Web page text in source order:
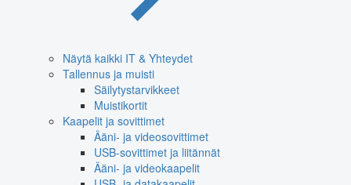
Näytä kaikki IT & Yhteydet
Tallennus ja muisti
Säilytystarvikkeet
Muistikortit
Kaapelit ja sovittimet
Ääni- ja videosovittimet
USB-sovittimet ja liitännät
Ääni- ja videokaapelit